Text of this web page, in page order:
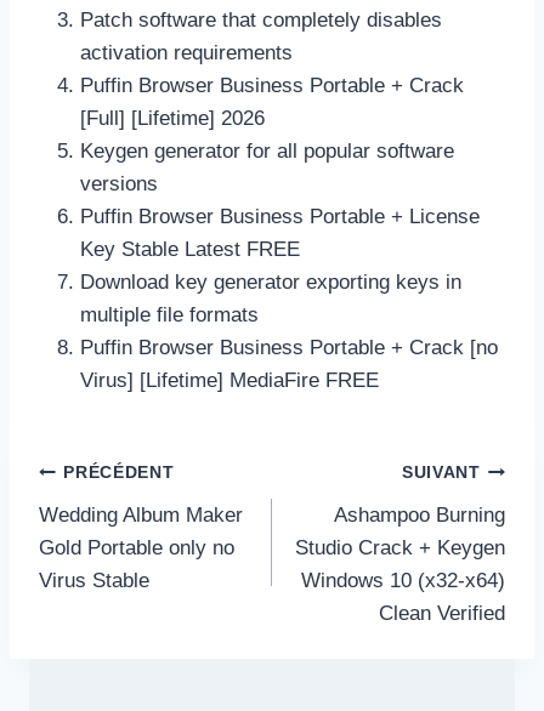
Patch software that completely disables
activation requirements
Puffin Browser Business Portable + Crack
[Full] [Lifetime] 2026
Keygen generator for all popular software
versions
Puffin Browser Business Portable + License
Key Stable Latest FREE
Download key generator exporting keys in
multiple file formats
Puffin Browser Business Portable + Crack [no
Virus] [Lifetime] MediaFire FREE
Navigation
de
l’article
PRÉCÉDENT
Wedding Album Maker
Gold Portable only no
Virus Stable
SUIVANT
Ashampoo Burning
Studio Crack + Keygen
Windows 10 (x32-x64)
Clean Verified